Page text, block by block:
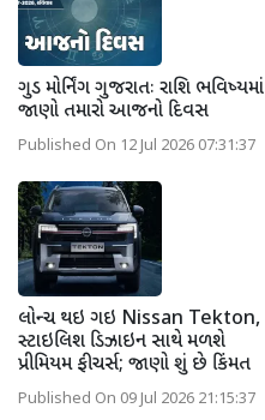
ગુડ મોર્નિંગ ગુજરાતઃ રાશિ ભવિષ્યમાં
જાણો તમારો આજનો દિવસ
Published On 12 Jul 2026 07:31:37
લોન્ચ થઇ ગઇ Nissan Tekton,
સ્ટાઇલિશ ડિઝાઇન સાથે મળશે
પ્રીમિયમ ફીચર્સ; જાણો શું છે કિંમત
Published On 09 Jul 2026 21:15:37